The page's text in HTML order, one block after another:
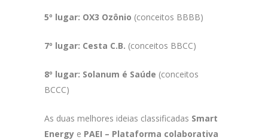
5º lugar: OX3 Ozônio (conceitos BBBB)
7º lugar: Cesta C.B. (conceitos BBCC)
8º lugar: Solanum é Saúde (conceitos
BCCC)
As duas melhores ideias classificadas Smart
Energy e PAEI – Plataforma colaborativa